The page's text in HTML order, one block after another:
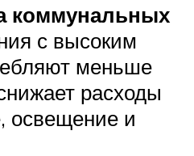
коммунальных
с высоким
меньше
расходы
освещение и